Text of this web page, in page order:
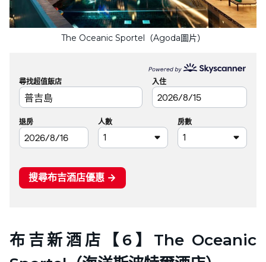
The Oceanic Sportel（Agoda圖片）
布吉新酒店【6】The Oceanic